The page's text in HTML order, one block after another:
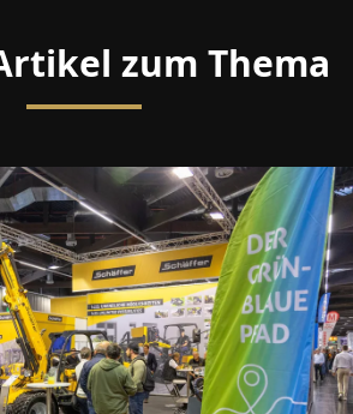
zum Thema